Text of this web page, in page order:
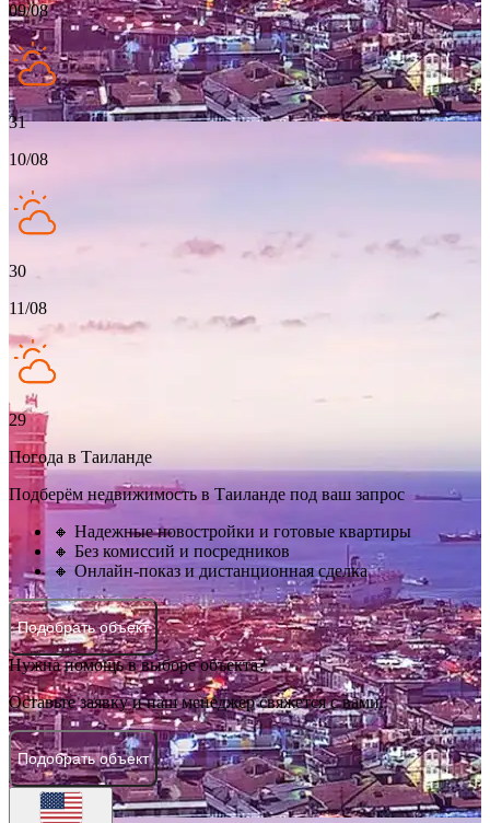
09/08
31
10/08
30
11/08
29
Погода в Таиланде
Подберём недвижимость в Таиланде под ваш запрос
🔸 Надежные новостройки и готовые квартиры
🔸 Без комиссий и посредников
🔸 Онлайн-показ и дистанционная сделка
Подобрать объект
Нужна помощь в выборе объекта?
Оставьте заявку и наш менеджер свяжется с вами.
Подобрать объект